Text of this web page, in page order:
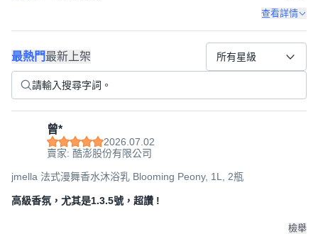
查看詳情
最熱門最新上架 所有星級
曾*
2026.07.02
賣家: 酷澎股份有限公司
jmella 法式漫舞香水沐浴乳 Blooming Peony, 1L, 2瓶
高級香氛，尤其是1.3.5號，超讚 !
檢舉